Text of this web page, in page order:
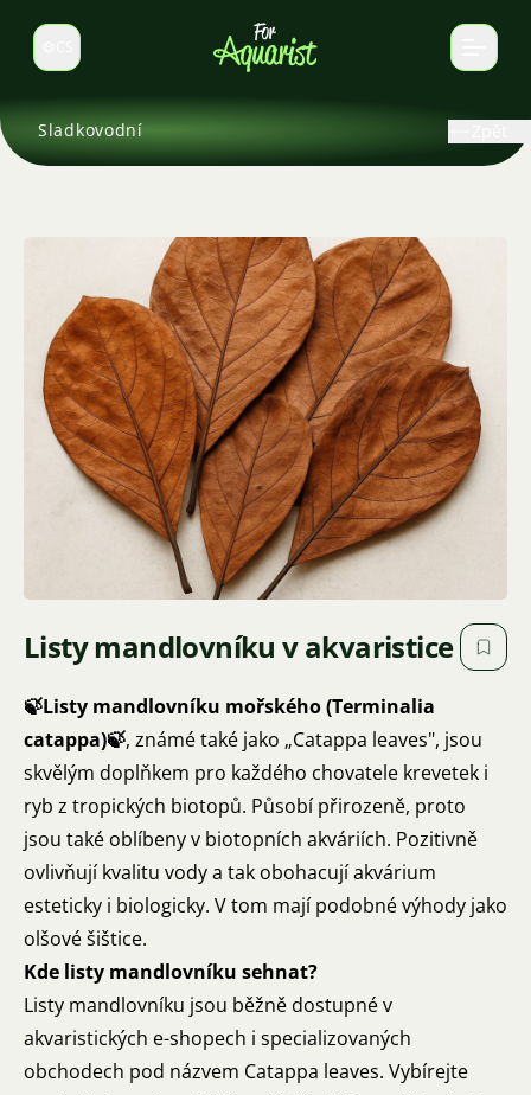
Select language
Sladkovodní
Listy mandlovníku v akvaristice
🍃Listy mandlovníku mořského (Terminalia
catappa)🍃, známé také jako „Catappa leaves", jsou
skvělým doplňkem pro každého chovatele krevetek i
ryb z tropických biotopů. Působí přirozeně, proto
jsou také oblíbeny v biotopních akváriích. Pozitivně
ovlivňují kvalitu vody a tak obohacují akvárium
esteticky i biologicky. V tom mají podobné výhody jako
olšové šištice.
Kde listy mandlovníku sehnat?
Listy mandlovníku jsou běžně dostupné v
akvaristických e-shopech i specializovaných
obchodech pod názvem Catappa leaves. Vybírejte